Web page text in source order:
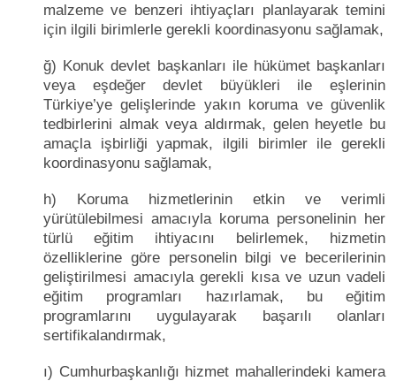
malzeme ve benzeri ihtiyaçları planlayarak temini
için ilgili birimlerle gerekli koordinasyonu sağlamak,
ğ) Konuk devlet başkanları ile hükümet başkanları
veya eşdeğer devlet büyükleri ile eşlerinin
Türkiye’ye gelişlerinde yakın koruma ve güvenlik
tedbirlerini almak veya aldırmak, gelen heyetle bu
amaçla işbirliği yapmak, ilgili birimler ile gerekli
koordinasyonu sağlamak,
h) Koruma hizmetlerinin etkin ve verimli
yürütülebilmesi amacıyla koruma personelinin her
türlü eğitim ihtiyacını belirlemek, hizmetin
özelliklerine göre personelin bilgi ve becerilerinin
geliştirilmesi amacıyla gerekli kısa ve uzun vadeli
eğitim programları hazırlamak, bu eğitim
programlarını uygulayarak başarılı olanları
sertifikalandırmak,
ı) Cumhurbaşkanlığı hizmet mahallerindeki kamera